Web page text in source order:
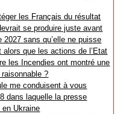
les Français du résultat
se produire juste avant
sans qu’elle ne puisse
que les actions de l’Etat
les Incendies ont montré une
?
me conduisent à vous
dans laquelle la presse
Ukraine